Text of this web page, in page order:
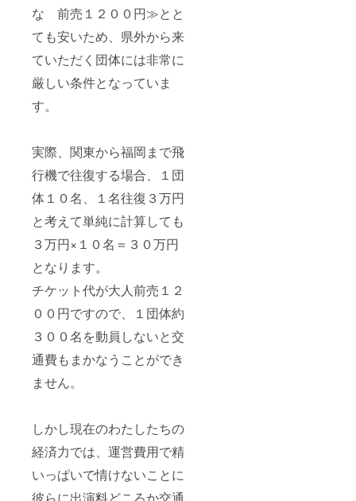
な 前売１２００円≫とと
ても安いため、県外から来
ていただく団体には非常に
厳しい条件となっていま
す。
実際、関東から福岡まで飛
行機で往復する場合、１団
体１０名、１名往復３万円
と考えて単純に計算しても
３万円×１０名＝３０万円
となります。
チケット代が大人前売１２
００円ですので、１団体約
３００名を動員しないと交
通費もまかなうことができ
ません。
しかし現在のわたしたちの
経済力では、運営費用で精
いっぱいで情けないことに